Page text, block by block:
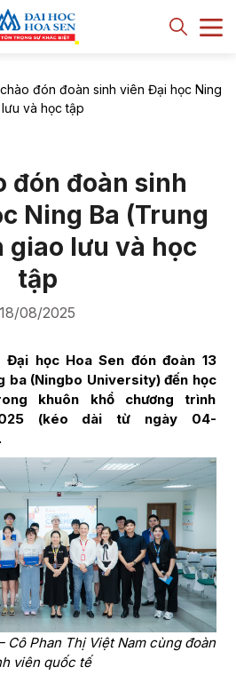
đón đoàn sinh viên Đại học Ning
và học tập
đón đoàn sinh
Ning Ba (Trung
giao lưu và học
tập
18/08/2025
học Hoa Sen đón đoàn 13
ba (Ningbo University) đến học
khuôn khổ chương trình
(kéo dài từ ngày 04-
Cô Phan Thị Việt Nam cùng đoàn
viên quốc tế